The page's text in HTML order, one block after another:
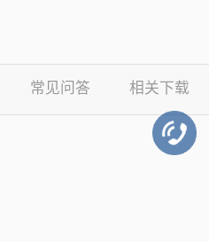
常见问答 相关下载